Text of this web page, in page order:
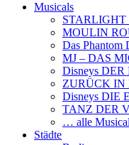
Musicals
STARLIGHT
MOULIN
Das Phantom
MJ – DAS
Disneys
ZURÜCK IN
Disneys DIE
TANZ DER
… alle
Städte